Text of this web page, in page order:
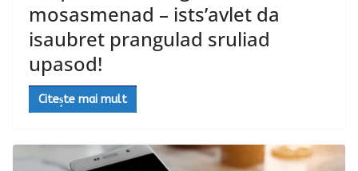
mosasmenad – ists’avlet da
isaubret prangulad sruliad
upasod!
Citește mai mult